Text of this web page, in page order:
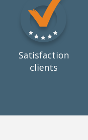
Satisfaction
clients